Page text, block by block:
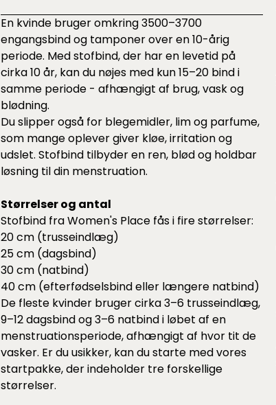
En kvinde bruger omkring 3500–3700
engangsbind og tamponer over en 10-årig
periode. Med stofbind, der har en levetid på
cirka 10 år, kan du nøjes med kun 15–20 bind i
samme periode - afhængigt af brug, vask og
blødning.
Du slipper også for blegemidler, lim og parfume,
som mange oplever giver kløe, irritation og
udslet. Stofbind tilbyder en ren, blød og holdbar
løsning til din menstruation.
Størrelser og antal
Stofbind fra Women's Place fås i fire størrelser:
20 cm (trusseindlæg)
25 cm (dagsbind)
30 cm (natbind)
40 cm (efterfødselsbind eller længere natbind)
De fleste kvinder bruger cirka 3–6 trusseindlæg,
9–12 dagsbind og 3–6 natbind i løbet af en
menstruationsperiode, afhængigt af hvor tit de
vasker. Er du usikker, kan du starte med vores
startpakke, der indeholder tre forskellige
størrelser.